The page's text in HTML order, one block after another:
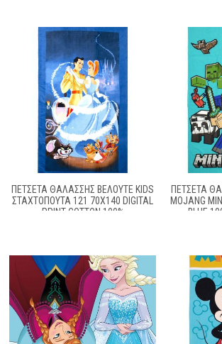
ΠΕΤΣΕΤΑ ΘΑΛΑΣΣΗΣ ΒΕΛΟΥΤΕ KIDS
ΣΤΑΧΤΟΠΟΎΤΑ 121 70X140 DIGITAL
PRINT COTTON 100%
ΠΕΤΣΈΤΑ
MOJANG
BLUE